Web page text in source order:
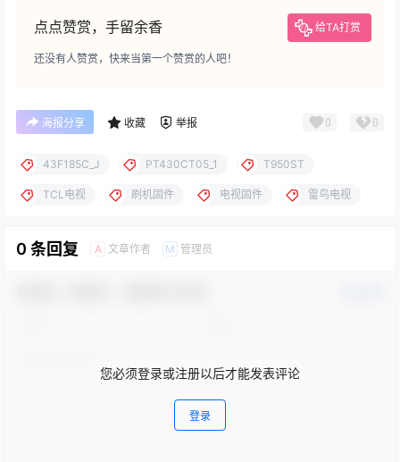
点点赞赏，手留余香 给TA打赏
还没有人赞赏，快来当第一个赞赏的人吧！
海报分享 收藏 举报 0 0
43F185C_J PT430CT05_1 T950ST
TCL电视 刷机固件 电视固件 雷鸟电视
0 条回复 A 文章作者 M 管理员
您必须登录或注册以后才能发表评论
登录